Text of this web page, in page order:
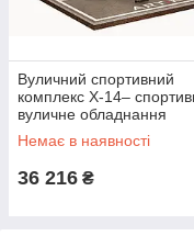
Вуличний спортивний
комплекс Х-14–
вуличне обладнання
Немає в наявності
36 216 ₴